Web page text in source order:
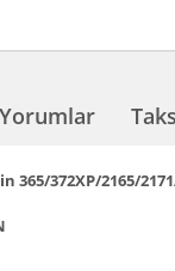
Yorumlar
365/372XP/2165/